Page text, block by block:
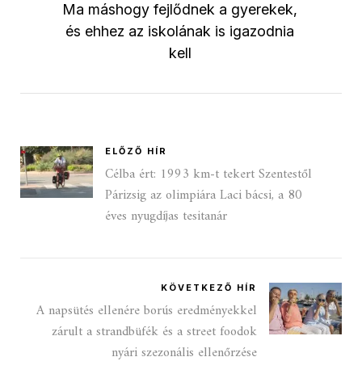
Ma máshogy fejlődnek a gyerekek,
és ehhez az iskolának is igazodnia
kell
ELŐZŐ HÍR
Célba ért: 1993 km-t tekert Szentestől
Párizsig az olimpiára Laci bácsi, a 80
éves nyugdíjas tesitanár
KÖVETKEZŐ HÍR
A napsütés ellenére borús eredményekkel
zárult a strandbüfék és a street foodok
nyári szezonális ellenőrzése